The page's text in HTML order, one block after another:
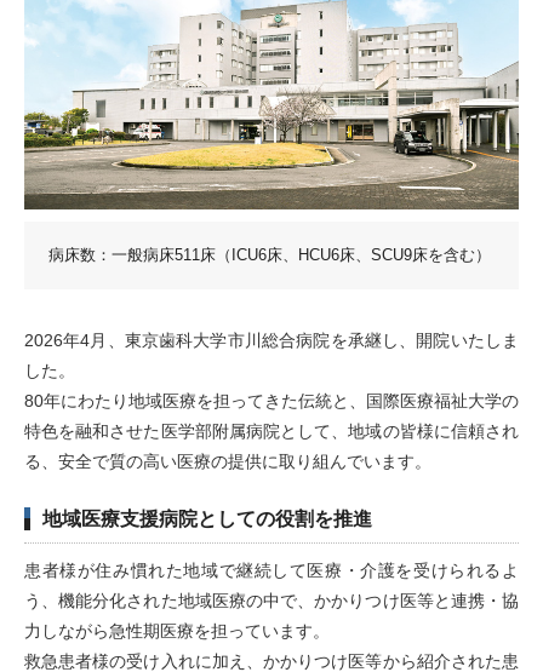
病床数：一般病床511床（ICU6床、HCU6床、SCU9床を含む）
2026年4月、東京歯科大学市川総合病院を承継し、開院いたしま
した。
80年にわたり地域医療を担ってきた伝統と、国際医療福祉大学の
特色を融和させた医学部附属病院として、地域の皆様に信頼され
る、安全で質の高い医療の提供に取り組んでいます。
地域医療支援病院としての役割を推進
患者様が住み慣れた地域で継続して医療・介護を受けられるよ
う、機能分化された地域医療の中で、かかりつけ医等と連携・協
力しながら急性期医療を担っています。
救急患者様の受け入れに加え、かかりつけ医等から紹介された患